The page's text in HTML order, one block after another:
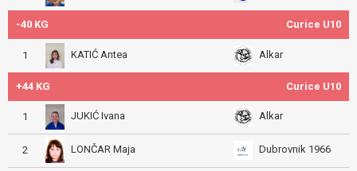
-40 KG Curice U10
1 KATIĆ Antea Alkar
+44 KG Curice U10
1 JUKIĆ Ivana Alkar
2 LONČAR Maja Dubrovnik 1966